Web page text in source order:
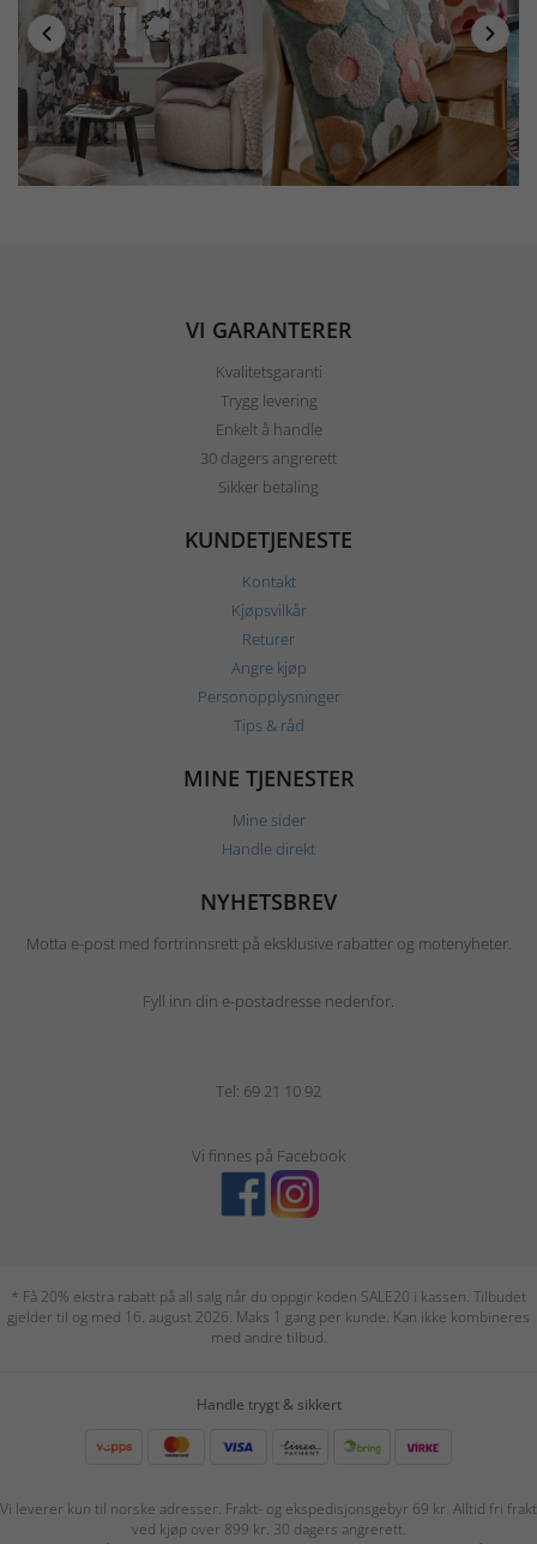
VI GARANTERER
Kvalitetsgaranti
Trygg levering
Enkelt å handle
30 dagers angrerett
Sikker betaling
KUNDETJENESTE
Kontakt
Kjøpsvilkår
Returer
Angre kjøp
Personopplysninger
Tips & råd
MINE TJENESTER
Mine sider
Handle direkt
NYHETSBREV
Motta e-post med fortrinnsrett på eksklusive rabatter og motenyheter.
Fyll inn din e-postadresse nedenfor.
Tel: 69 21 10 92
Vi finnes på Facebook
* Få 20% ekstra rabatt på all salg når du oppgir koden SALE20 i kassen. Tilbudet
gjelder til og med 16. august 2026. Maks 1 gang per kunde. Kan ikke kombineres
med andre tilbud.
Handle trygt & sikkert
Vi leverer kun til norske adresser. Frakt- og ekspedisjonsgebyr 69 kr. Alltid fri frakt
ved kjøp over 899 kr. 30 dagers angrerett.